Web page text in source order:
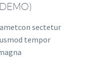
sectetur
tempor